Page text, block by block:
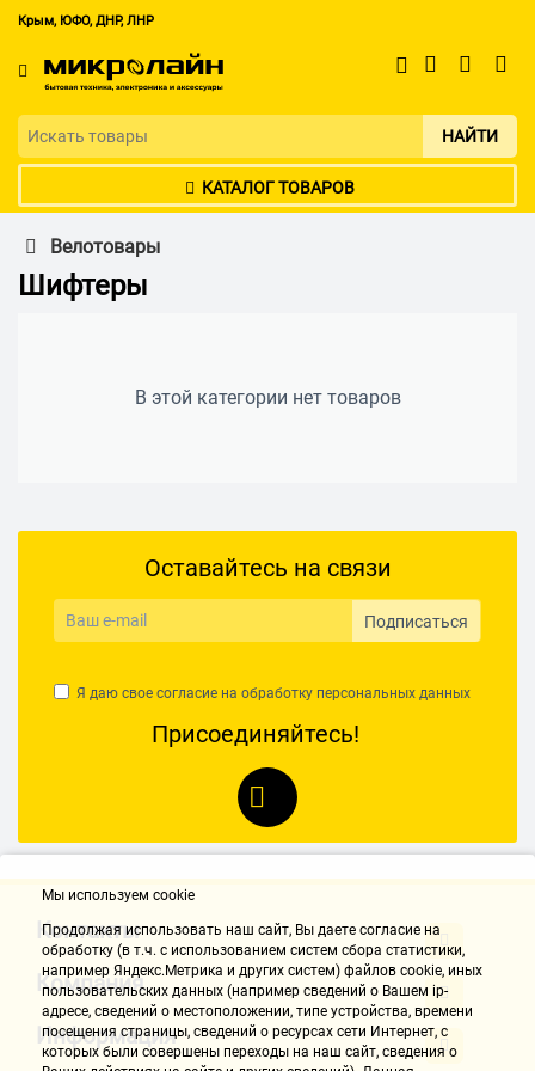
Крым, ЮФО, ДНР, ЛНР
НАЙТИ
КАТАЛОГ ТОВАРОВ
Велотовары
Шифтеры
В этой категории нет товаров
Оставайтесь на связи
Подписаться
Я даю свое согласие на обработку персональных данных
Присоединяйтесь!
Контакты
Компания
Информация
Мы используем cookie
Продолжая использовать наш cайт, Вы даете согласие на
обработку (в т.ч. с использованием систем сбора статистики,
например Яндекс.Метрика и других систем) файлов cookie, иных
пользовательских данных (например сведений о Вашем ip-
адресе, сведений о местоположении, типе устройства, времени
посещения страницы, сведений о ресурсах сети Интернет, с
которых были совершены переходы на наш сайт, сведения о